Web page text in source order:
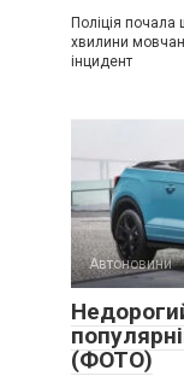
Поліція почала
хвилини
інцидент
Автоновини
(ФОТО)